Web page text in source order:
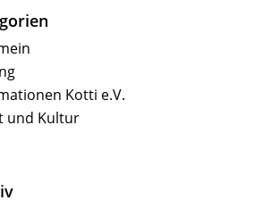
Kotti e.V.
und Kultur